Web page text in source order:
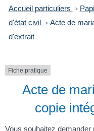
Accueil particuliers >
d'état civil > Acte de
d'extrait
Fiche pratique
Acte de
copie
Vous souhaitez